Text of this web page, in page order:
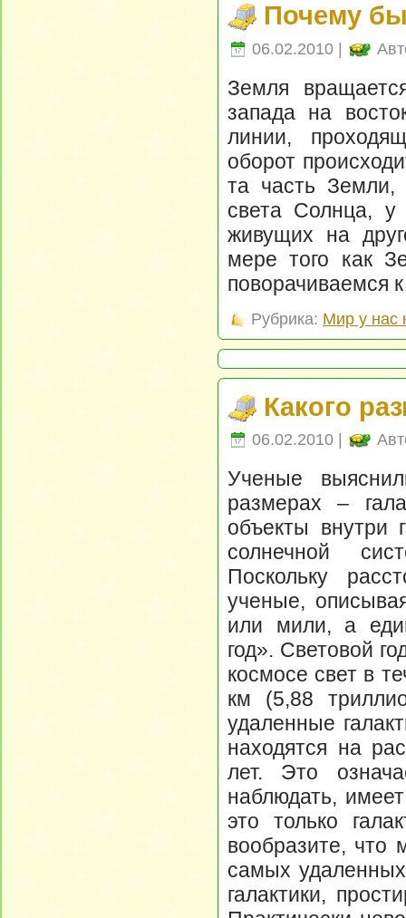
Почему
06.02.2010 |
Земля
запада на
линии,
оборот
та часть
света Солнца,
живущих на
мере того как
поворачиваемся
Рубрика: Мир у нас
Какого
06.02.2010 |
Ученые
размерах –
объекты внутри
солнечной
Поскольку
ученые,
или мили, а
год». Световой
космосе свет в
км (5,88
удаленные
находятся на
лет. Это
наблюдать,
это только
вообразите, что
самых удаленных
галактики,